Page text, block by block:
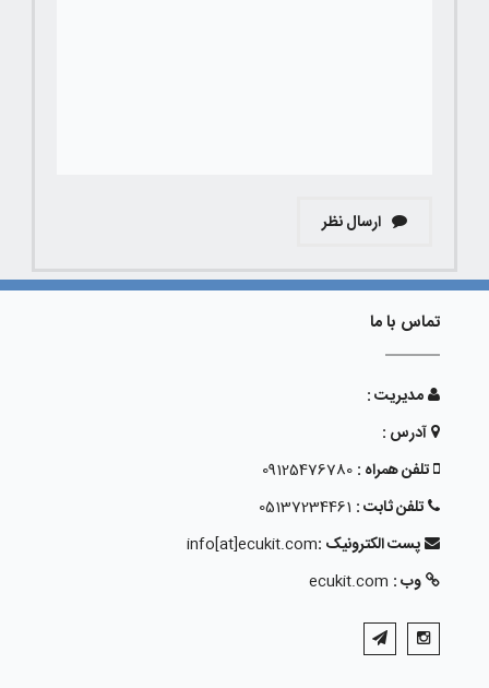
ارسال نظر
تماس با ما
مدیریت :
آدرس :
تلفن همراه : 09125476780
تلفن ثابت : 05137234461
پست الکترونیک :info[at]ecukit.com
وب : ecukit.com